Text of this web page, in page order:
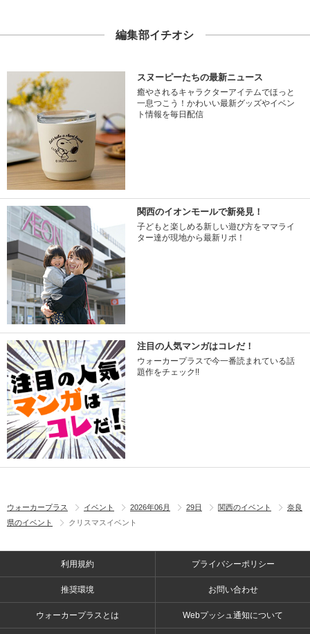
編集部イチオシ
スヌーピーたちの最新ニュース
癒やされるキャラクターアイテムでほっと
一息つこう！かわいい最新グッズやイベン
ト情報を毎日配信
関西のイオンモールで新発見！
子どもと楽しめる新しい遊び方をママライ
ター達が現地から最新リポ！
注目の人気マンガはコレだ！
ウォーカープラスで今一番読まれている話
題作をチェック!!
ウォーカープラス イベント 2026年06月 29日 関西のイベント
奈良
県のイベント
クリスマスイベント
利用規約 プライバシーポリシー
推奨環境 お問い合わせ
ウォーカープラスとは Webプッシュ通知について